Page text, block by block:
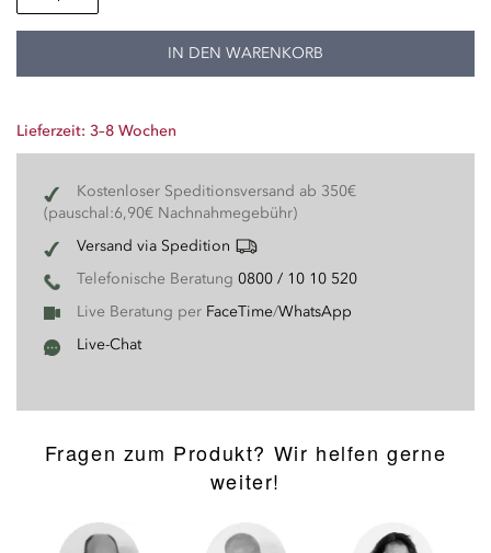
IN DEN WARENKORB
Lieferzeit: 3–8 Wochen
Kostenloser Speditionsversand ab 350€
(pauschal:6,90€ Nachnahmegebühr)
Versand via Spedition
Telefonische Beratung 0800 / 10 10 520
Live Beratung per FaceTime/WhatsApp
Live-Chat
Fragen zum Produkt? Wir helfen gerne
weiter!